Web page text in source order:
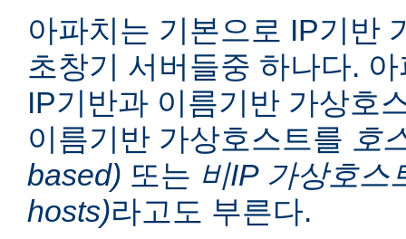
아파치는 기본으로 IP기반
초창기 서버들중 하나다.
IP기반과 이름기반 가상호
이름기반 가상호스트를 호
based) 또는 비IP 가상호스
hosts)라고도 부른다.